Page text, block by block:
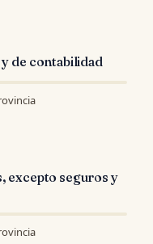
de contabilidad
excepto seguros y